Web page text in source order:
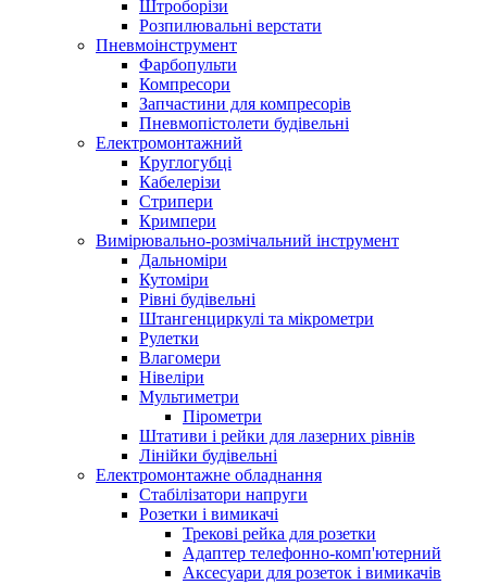
Штроборізи
Розпилювальні верстати
Пневмоінструмент
Фарбопульти
Компресори
Запчастини для компресорів
Пневмопістолети будівельні
Електромонтажний
Круглогубці
Кабелерізи
Стрипери
Кримпери
Вимірювально-розмічальний інструмент
Дальноміри
Кутоміри
Рівні будівельні
Штангенциркулі та мікрометри
Рулетки
Влагомери
Нівеліри
Мультиметри
Пірометри
Штативи і рейки для лазерних рівнів
Лінійки будівельні
Електромонтажне обладнання
Стабілізатори напруги
Розетки і вимикачі
Трекові рейка для розетки
Адаптер телефонно-комп'ютерний
Аксесуари для розеток і вимикачів